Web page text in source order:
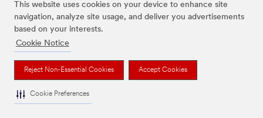
This website uses cookies on your device to enhance site
navigation, analyze site usage, and deliver you advertisements
based on your interests.
Cookie Notice
Reject Non-Essential Cookies Accept Cookies
Cookie Preferences